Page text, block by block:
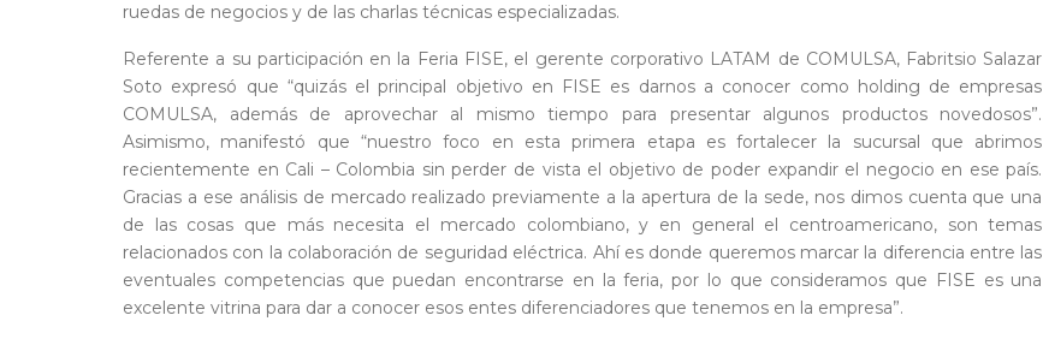
ruedas de negocios y de las charlas técnicas especializadas.
Referente a su participación en la Feria FISE, el gerente corporativo LATAM de COMULSA, Fabritsio Salazar
Soto expresó que “quizás el principal objetivo en FISE es darnos a conocer como holding de empresas
COMULSA, además de aprovechar al mismo tiempo para presentar algunos productos novedosos”.
Asimismo, manifestó que “nuestro foco en esta primera etapa es fortalecer la sucursal que abrimos
recientemente en Cali – Colombia sin perder de vista el objetivo de poder expandir el negocio en ese país.
Gracias a ese análisis de mercado realizado previamente a la apertura de la sede, nos dimos cuenta que una
de las cosas que más necesita el mercado colombiano, y en general el centroamericano, son temas
relacionados con la colaboración de seguridad eléctrica. Ahí es donde queremos marcar la diferencia entre las
eventuales competencias que puedan encontrarse en la feria, por lo que consideramos que FISE es una
excelente vitrina para dar a conocer esos entes diferenciadores que tenemos en la empresa”.